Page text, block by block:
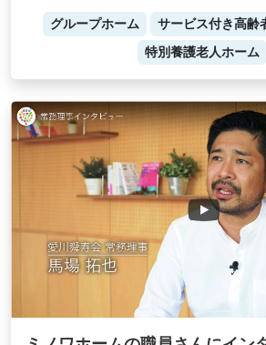
グループホーム サービス付き高齢
特別養護老人ホーム